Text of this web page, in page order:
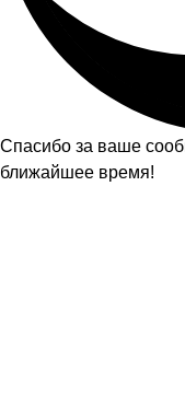
Спасибо за ваше
ближайшее время!